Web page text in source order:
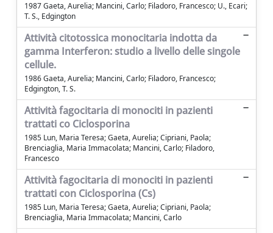
1987 Gaeta, Aurelia; Mancini, Carlo; Filadoro, Francesco; U., Ecari;
T. S., Edgington
Attività citotossica monocitaria indotta da
gamma Interferon: studio a livello delle singole
cellule.
1986 Gaeta, Aurelia; Mancini, Carlo; Filadoro, Francesco;
Edgington, T. S.
Attività fagocitaria di monociti in pazienti
trattati co Ciclosporina
1985 Lun, Maria Teresa; Gaeta, Aurelia; Cipriani, Paola;
Brenciaglia, Maria Immacolata; Mancini, Carlo; Filadoro,
Francesco
Attività fagocitaria di monociti in pazienti
trattati con Ciclosporina (Cs)
1985 Lun, Maria Teresa; Gaeta, Aurelia; Cipriani, Paola;
Brenciaglia, Maria Immacolata; Mancini, Carlo